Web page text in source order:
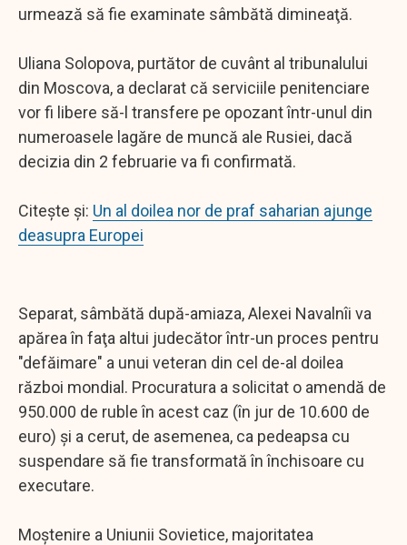
urmează să fie examinate sâmbătă dimineaţă.
Uliana Solopova, purtător de cuvânt al tribunalului
din Moscova, a declarat că serviciile penitenciare
vor fi libere să-l transfere pe opozant într-unul din
numeroasele lagăre de muncă ale Rusiei, dacă
decizia din 2 februarie va fi confirmată.
Citește și: Un al doilea nor de praf saharian ajunge
deasupra Europei
Separat, sâmbătă după-amiaza, Alexei Navalnîi va
apărea în faţa altui judecător într-un proces pentru
"defăimare" a unui veteran din cel de-al doilea
război mondial. Procuratura a solicitat o amendă de
950.000 de ruble în acest caz (în jur de 10.600 de
euro) şi a cerut, de asemenea, ca pedeapsa cu
suspendare să fie transformată în închisoare cu
executare.
Moştenire a Uniunii Sovietice, majoritatea